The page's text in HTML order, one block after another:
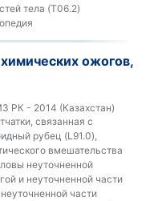
тела (T06.2)
ожогов,
РК - 2014 (Казахстан)
связанная с
рубец (L91.0),
вмешательства
неуточненной
и неуточненной части
части